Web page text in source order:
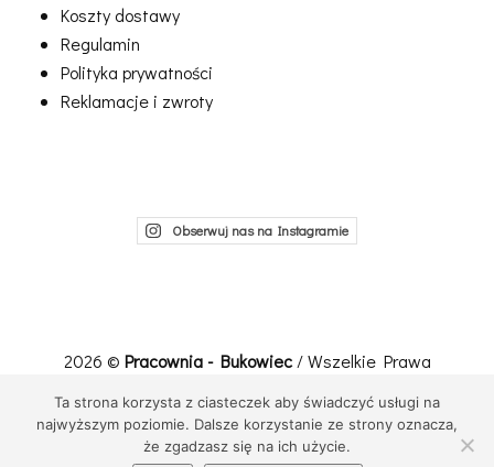
Koszty dostawy
Regulamin
Polityka prywatności
Reklamacje i zwroty
Obserwuj nas na Instagramie
2026 © Pracownia - Bukowiec/ Wszelkie Prawa
Realizacja, wdrożenie:Net-Factory
Ta strona korzysta z ciasteczek aby świadczyć usługi na
najwyższym poziomie. Dalsze korzystanie ze strony oznacza,
że zgadzasz się na ich użycie.